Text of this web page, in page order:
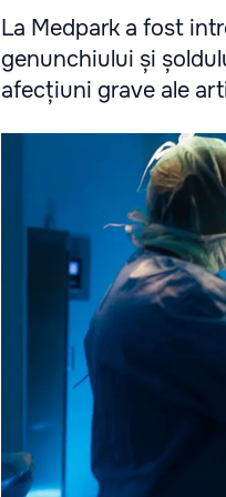
La Medpark a fost
genunchiului și
afecțiuni grave ale